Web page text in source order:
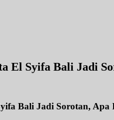
El Syifa Bali Jadi
Bali Jadi Sorotan, Apa